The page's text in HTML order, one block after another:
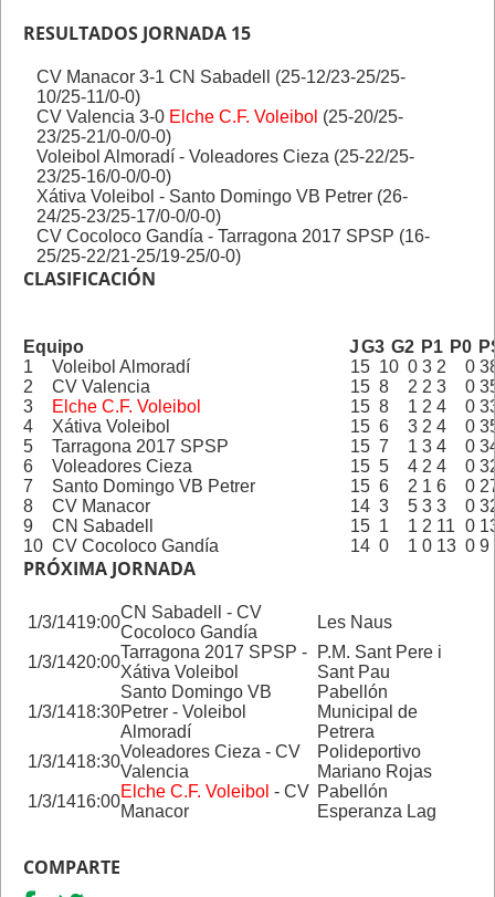
RESULTADOS JORNADA 15
CV Manacor 3-1 CN Sabadell (25-12/23-25/25-
10/25-11/0-0)
CV Valencia 3-0 Elche C.F. Voleibol (25-20/25-
23/25-21/0-0/0-0)
Voleibol Almoradí - Voleadores Cieza (25-22/25-
23/25-16/0-0/0-0)
Xátiva Voleibol - Santo Domingo VB Petrer (26-
24/25-23/25-17/0-0/0-0)
CV Cocoloco Gandía - Tarragona 2017 SPSP (16-
25/25-22/21-25/19-25/0-0)
CLASIFICACIÓN
Equipo JG3 G2 P1 P0
1
Voleibol Almoradí 15 10 0 3 2 0
2
CV Valencia 15 8 2 2 3 0
3
Elche C.F. Voleibol 15 8 1 2 4 0
4
Xátiva Voleibol 15 6 3 2 4 0
5
Tarragona 2017 SPSP 15 7 1 3 4 0
6
Voleadores Cieza 15 5 4 2 4 0
7
Santo Domingo VB Petrer 15 6 2 1 6 0
8
CV Manacor 14 3 5 3 3 0
9
CN Sabadell 15 1 1 2 11 0
10 CV Cocoloco Gandía 14 0 1 0 13 0 9
PRÓXIMA JORNADA
1/3/1419:00
CN Sabadell - CV
Cocoloco Gandía
Les Naus
1/3/1420:00
Tarragona 2017 SPSP -
Xátiva Voleibol
P.M. Sant Pere i
Sant Pau
1/3/1418:30
Santo Domingo VB
Petrer - Voleibol
Almoradí
Pabellón
Municipal de
Petrera
1/3/1418:30
Voleadores Cieza - CV
Valencia
Polideportivo
Mariano Rojas
1/3/1416:00
Elche C.F. Voleibol - CV
Manacor
Pabellón
Esperanza Lag
COMPARTE